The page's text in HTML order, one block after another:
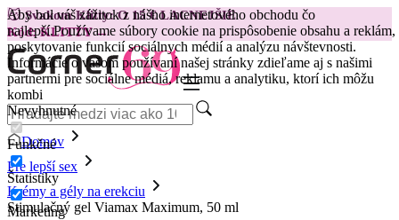
Aby bol váš zážitok z nášho internetového obchodu čo
najlepší.Používame súbory cookie na prispôsobenie obsahu a reklám,
poskytovanie funkcií sociálnych médií a analýzu návštevnosti.
Informácie o vašom používaní našej stránky zdieľame aj s našimi
partnermi pre sociálne médiá, reklamu a analytiku, ktorí ich môžu
kombi
Nevyhnutné
Funkčné
Štatistiky
Marketing
😽Svakom Klitty: O 15 € LACNEJŠIE
Kód: KLITTY →
Domov
Pre lepší sex
Krémy a gély na erekciu
Stimulačný gel Viamax Maximum, 50 ml